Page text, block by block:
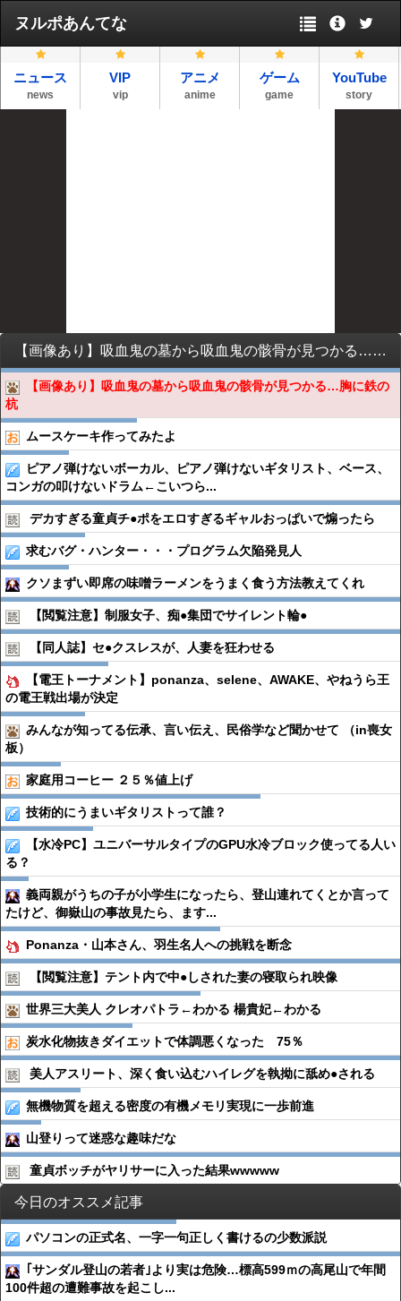
ヌルポあんてな
ニュース
news
VIP
vip
アニメ
anime
ゲーム
game
YouTube
story
【画像あり】吸血鬼の墓から吸血鬼の骸骨が見つかる…胸に鉄の杭
【画像あり】吸血鬼の墓から吸血鬼の骸骨が見つかる…胸に鉄の
杭
ムースケーキ作ってみたよ
ピアノ弾けないボーカル、ピアノ弾けないギタリスト、ベース、
コンガの叩けないドラム←こいつら...
デカすぎる童貞チ●︎ポをエロすぎるギャルおっぱいで煽ったら
求むバグ・ハンター・・・プログラム欠陥発見人
クソまずい即席の味噌ラーメンをうまく食う方法教えてくれ
【閲覧注意】制服女子、痴●︎集団でサイレント輪●︎
【同人誌】セ●︎クスレスが、人妻を狂わせる
【電王トーナメント】ponanza、selene、AWAKE、やねうら王
の電王戦出場が決定
みんなが知ってる伝承、言い伝え、民俗学など聞かせて （in喪女
板）
家庭用コーヒー ２５％値上げ
技術的にうまいギタリストって誰？
【水冷PC】ユニバーサルタイプのGPU水冷ブロック使ってる人い
る？
義両親がうちの子が小学生になったら、登山連れてくとか言って
たけど、御嶽山の事故見たら、ます...
Ponanza・山本さん、羽生名人への挑戦を断念
【閲覧注意】テント内で中●︎しされた妻の寝取られ映像
世界三大美人 クレオパトラ←わかる 楊貴妃←わかる
炭水化物抜きダイエットで体調悪くなった 75％
美人アスリート、深く食い込むハイレグを執拗に舐め●︎される
無機物質を超える密度の有機メモリ実現に一歩前進
山登りって迷惑な趣味だな
童貞ボッチがヤリサーに入った結果wwwww
今日のオススメ記事
パソコンの正式名、一字一句正しく書けるの少数派説
｢サンダル登山の若者｣より実は危険…標高599ｍの高尾山で年間
100件超の遭難事故を起こし...